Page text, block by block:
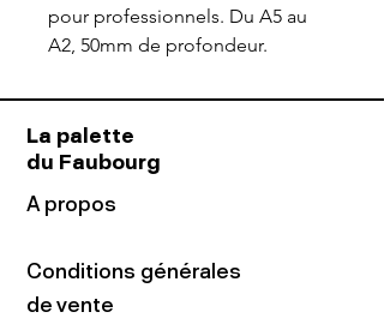
pour professionnels. Du A5 au
A2, 50mm de profondeur.
La palette
du Faubourg
A propos
Conditions générales
de vente